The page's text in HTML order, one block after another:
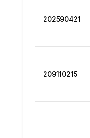
202590421
209110215